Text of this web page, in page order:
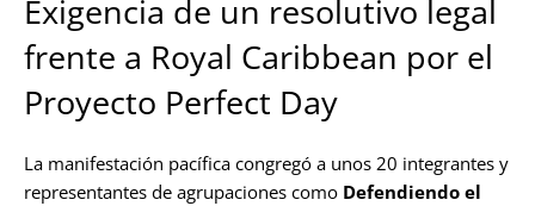
Exigencia de un resolutivo legal
frente a Royal Caribbean por el
Proyecto Perfect Day
La manifestación pacífica congregó a unos 20 integrantes y
representantes de agrupaciones como Defendiendo el